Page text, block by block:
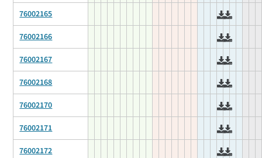
76002165
76002166
76002167
76002168
76002170
76002171
76002172